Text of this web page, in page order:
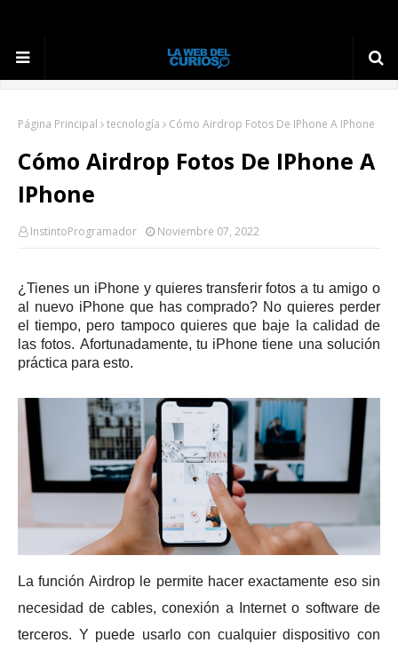
Página Principal tecnología Cómo Airdrop Fotos De IPhone A IPhone
Cómo Airdrop Fotos De IPhone A
IPhone
InstintoProgramador Noviembre 07, 2022
¿Tienes un iPhone y quieres transferir fotos a tu amigo o
al nuevo iPhone que has comprado? No quieres perder
el tiempo, pero tampoco quieres que baje la calidad de
las fotos. Afortunadamente, tu iPhone tiene una solución
práctica para esto.
La función Airdrop le permite hacer exactamente eso sin
necesidad de cables, conexión a Internet o software de
terceros. Y puede usarlo con cualquier dispositivo con